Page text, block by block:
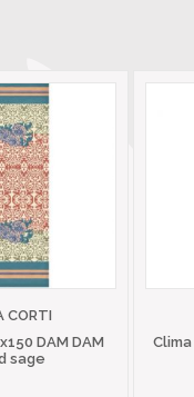
CORTI
DAM DAM
sage